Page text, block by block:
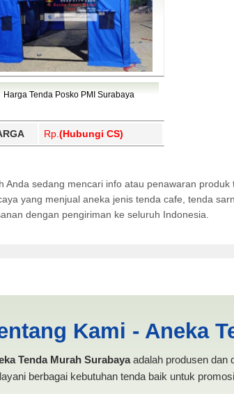
Harga Tenda Posko PMI Surabaya
Rp. (Hubungi CS)
Anda sedang mencari info atau penawaran produk
yang menjual aneka jenis tenda cafe, tenda
dengan pengiriman ke seluruh Indonesia.
Kami - Aneka
Tenda Murah Surabayaadalah produsen dan
berbagai kebutuhan tenda baik untuk